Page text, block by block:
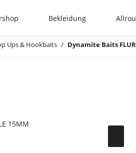
Bekleidung
Ups & Hookbaits Dynamite Baits